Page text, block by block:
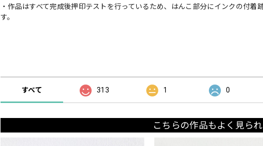
・作品はすべて完成後押印テストを行っているため、はんこ部分にインクの付
す。
すべて 313 1 0
こちらの作品もよく見ら